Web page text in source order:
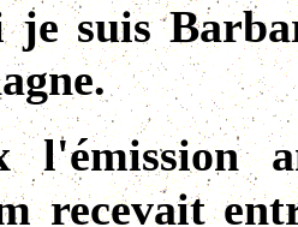
je suis
l'émission
recevait